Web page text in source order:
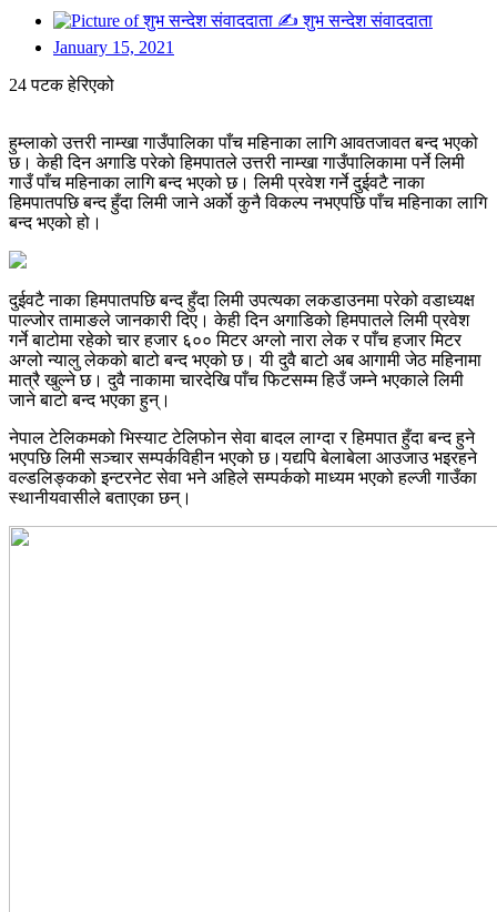
✍ शुभ सन्देश संवाददाता
January 15, 2021
24 पटक हेरिएको
हुम्लाको उत्तरी नाम्खा गाउँपालिका पाँच महिनाका लागि आवतजावत बन्द भएको
छ। केही दिन अगाडि परेको हिमपातले उत्तरी नाम्खा गाउँपालिकामा पर्ने लिमी
गाउँ पाँच महिनाका लागि बन्द भएको छ। लिमी प्रवेश गर्ने दुईवटै नाका
हिमपातपछि बन्द हुँदा लिमी जाने अर्काे कुनै विकल्प नभएपछि पाँच महिनाका लागि
बन्द भएको हो।
दुईवटै नाका हिमपातपछि बन्द हुँदा लिमी उपत्यका लकडाउनमा परेको वडाध्यक्ष
पाल्जोर तामाङले जानकारी दिए। केही दिन अगाडिको हिमपातले लिमी प्रवेश
गर्ने बाटोमा रहेको चार हजार ६०० मिटर अग्लो नारा लेक र पाँच हजार मिटर
अग्लो न्यालु लेकको बाटो बन्द भएको छ। यी दुवै बाटो अब आगामी जेठ महिनामा
मात्रै खुल्ने छ। दुवै नाकामा चारदेखि पाँच फिटसम्म हिउँ जम्ने भएकाले लिमी
जाने बाटो बन्द भएका हुन्।
नेपाल टेलिकमको भिस्याट टेलिफोन सेवा बादल लाग्दा र हिमपात हुँदा बन्द हुने
भएपछि लिमी सञ्चार सम्पर्कविहीन भएको छ।यद्यपि बेलाबेला आउजाउ भइरहने
वल्डलिङ्कको इन्टरनेट सेवा भने अहिले सम्पर्कको माध्यम भएको हल्जी गाउँका
स्थानीयवासीले बताएका छन्।